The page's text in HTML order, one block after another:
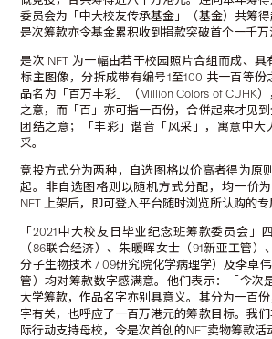
委员会为「中大校友传承基金」（基金）共筹得
是次筹款亦令基金累积收到捐款突破首个一千万
是次 NFT 为一幅由若干校园照片合组而成、
标主图像，分拆成带有编号1至100 共一百等
品名为「百万丰彩」（Million Colors of CUHK
之意，而「百」亦可指一百份，合併起来才见
团结之意；「丰彩」谐音「风采」，寓意中大
采。
竞投方式分为两种，自选图格以价高者得为原
起。非自选图格则以随机方式分配，均一价
NFT 上架后，即可登入平台随时浏览所认购的专
「2021中大校友日毕业纪念班筹款委员会」
（86联合经济）、朱暖晖女士（91新亚工管
分子生物技术 / 09研究院化学病理学）及李卓
管）均对筹款数字感满意。他们表示：「今次
大学筹款，作品名字亦别具意义。其分为一百份
字有关，也呼应了一百万港元的筹款目标。我
际行动支持母校，令是次首创的NFT卖物筹款活